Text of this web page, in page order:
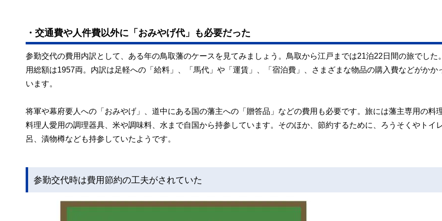
・交通費や人件費以外に「おみやげ代」も必要だった
参勤交代の費用内訳として、ある年の鳥取藩のケースを見てみましょう。鳥取から江戸までは21泊22日間の旅でした
用総額は1957両。内訳は足軽への「給料」、「馬代」や「運賃」、「宿泊費」、さまざまな物品の購入費などがかか
います。
将軍や幕府要人への「おみやげ」、道中にある国の藩主への「贈答品」などの費用も必要です。旅には藩主専用の料
料理人愛用の調理器具、米や調味料、水まで自国から持参しています。そのほか、節約するために、ろうそくやトイ
呂、漬物樽なども持参していたようです。
参勤交代時は費用節約の工夫がされていた